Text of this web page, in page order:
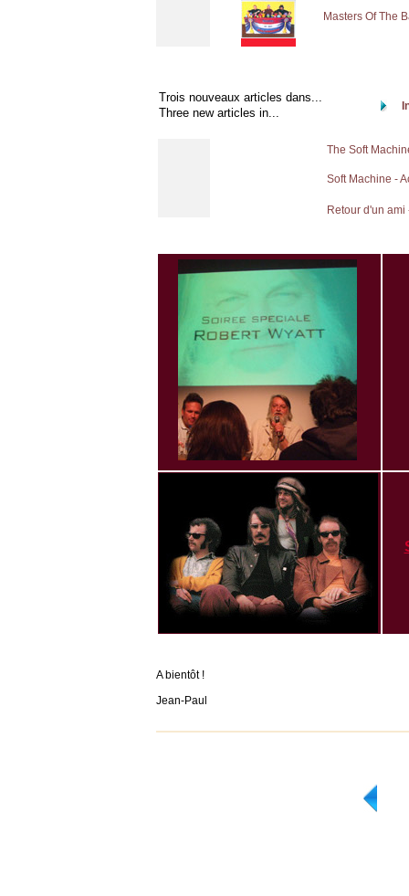
Masters Of The
Trois nouveaux articles dans...
Three new articles in...
The Soft
Soft Machine -
Retour d'un
A bientôt !
Jean-Paul